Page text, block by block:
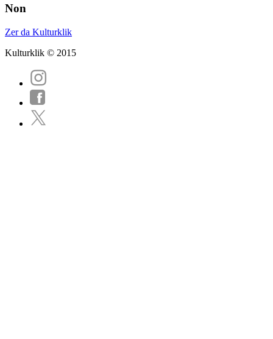
Non
Zer da Kulturklik
Kulturklik © 2015